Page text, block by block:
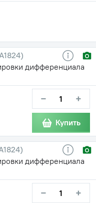
дифференциала
− +
Купить
дифференциала
− +